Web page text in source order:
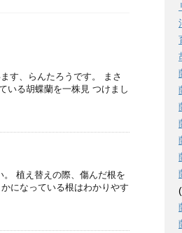
す、らんたろうです。 まさ
いる胡蝶蘭を一株見 つけまし
植え替えの際、傷んだ根を
になっている根はわかりやす